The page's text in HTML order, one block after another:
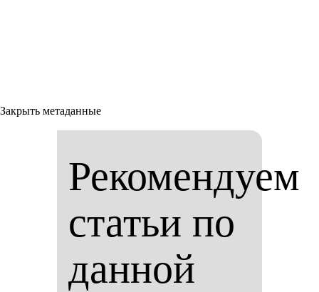
Закрыть метаданные
Рекомендуем
статьи по
данной